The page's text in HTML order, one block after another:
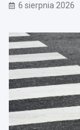
6 sierpnia 2026